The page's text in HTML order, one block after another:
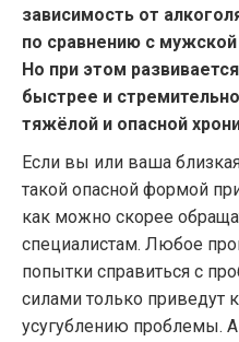
зависимость от
по сравнению с
Но при этом
быстрее и
тяжёлой и опасной
Если вы или ваша
такой опасной формой
как можно скорее
специалистам. Любое
попытки справиться с
силами только приведут
усугублению проблемы.